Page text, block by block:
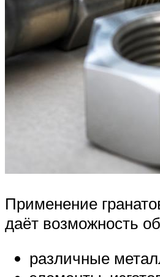
Применение
даёт возможность
различные